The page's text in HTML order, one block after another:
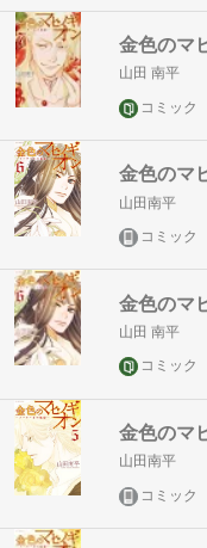
山田 南平
コミック
山田南平
コミック
山田 南平
コミック
山田南平
コミック